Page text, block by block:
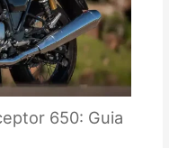
650: Guia